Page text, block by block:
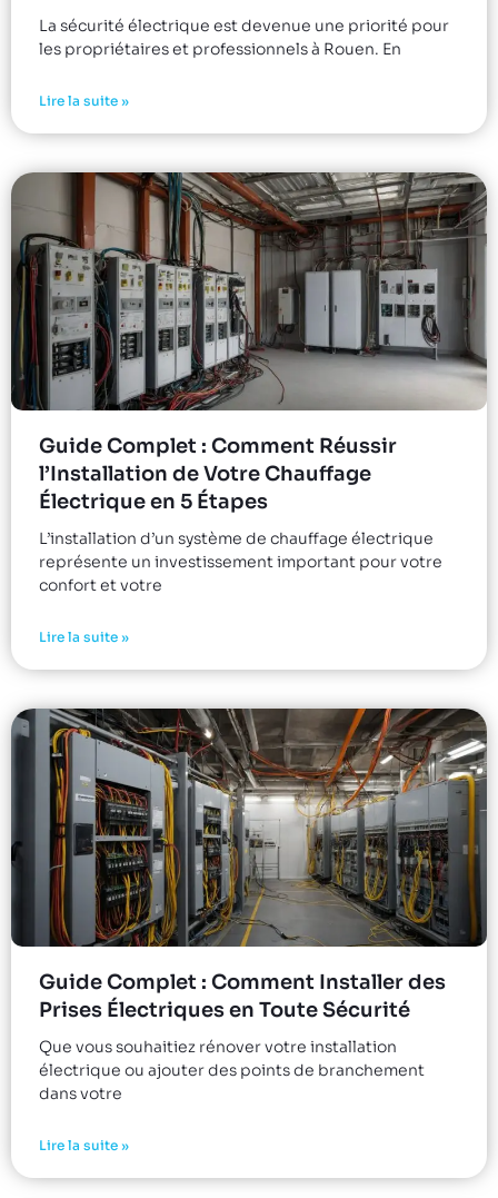
La sécurité électrique est devenue une priorité pour
les propriétaires et professionnels à Rouen. En
Lire la suite »
Guide Complet : Comment Réussir
l’Installation de Votre Chauffage
Électrique en 5 Étapes
L’installation d’un système de chauffage électrique
représente un investissement important pour votre
confort et votre
Lire la suite »
Guide Complet : Comment Installer des
Prises Électriques en Toute Sécurité
Que vous souhaitiez rénover votre installation
électrique ou ajouter des points de branchement
dans votre
Lire la suite »